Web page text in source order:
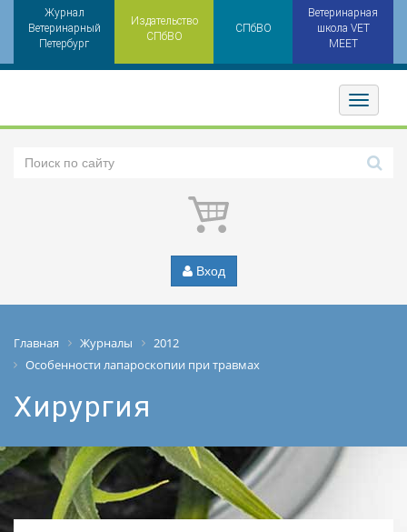
Журнал
Ветеринарный
Петербург
Издательство
СПбВО
СПбВО
Ветеринарная
школа VET
MEET
Toggler
Вход
Главная Журналы
2012
Особенности лапароскопии при травмах
Хирургия